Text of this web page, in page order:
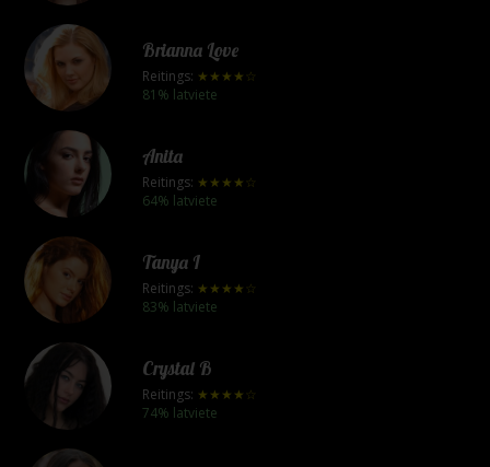
Brianna Love
Reitings: ★★★★☆
81% latviete
Anita
Reitings: ★★★★☆
64% latviete
Tanya I
Reitings: ★★★★☆
83% latviete
Crystal B
Reitings: ★★★★☆
74% latviete